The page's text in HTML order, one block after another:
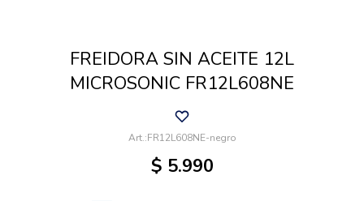
FREIDORA SIN ACEITE 12L
MICROSONIC FR12L608NE
FR12L608NE-negro
$ 5.990
Aire libre y Jardín